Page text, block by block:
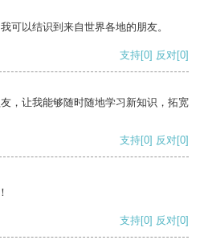
可以结识到来自世界各地的朋友。
支持[0] 反对[0]
，让我能够随时随地学习新知识，拓宽
支持[0] 反对[0]
支持[0] 反对[0]